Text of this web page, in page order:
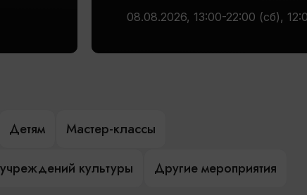
08.08.2026, 13:00-22:00 (сб),
Детям Мастер-классы
культуры Другие мероприятия